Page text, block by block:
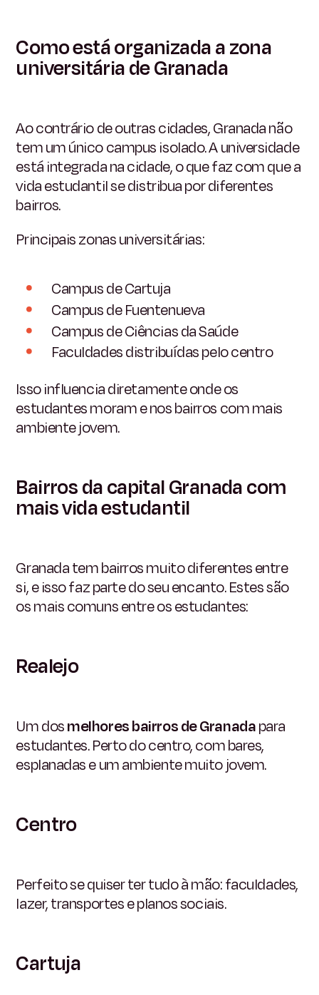
Como está organizada a zona
universitária de Granada
Ao contrário de outras cidades, Granada não
tem um único campus isolado. A universidade
está integrada na cidade, o que faz com que a
vida estudantil se distribua por diferentes
bairros.
Principais zonas universitárias:
Campus de Cartuja
Campus de Fuentenueva
Campus de Ciências da Saúde
Faculdades distribuídas pelo centro
Isso influencia diretamente onde os
estudantes moram e nos bairros com mais
ambiente jovem.
Bairros da capital Granada com
mais vida estudantil
Granada tem bairros muito diferentes entre
si, e isso faz parte do seu encanto. Estes são
os mais comuns entre os estudantes:
Realejo
Um dosmelhores bairros de Granadapara
estudantes. Perto do centro, com bares,
esplanadas e um ambiente muito jovem.
Centro
Perfeito se quiser ter tudo à mão: faculdades,
lazer, transportes e planos sociais.
Cartuja